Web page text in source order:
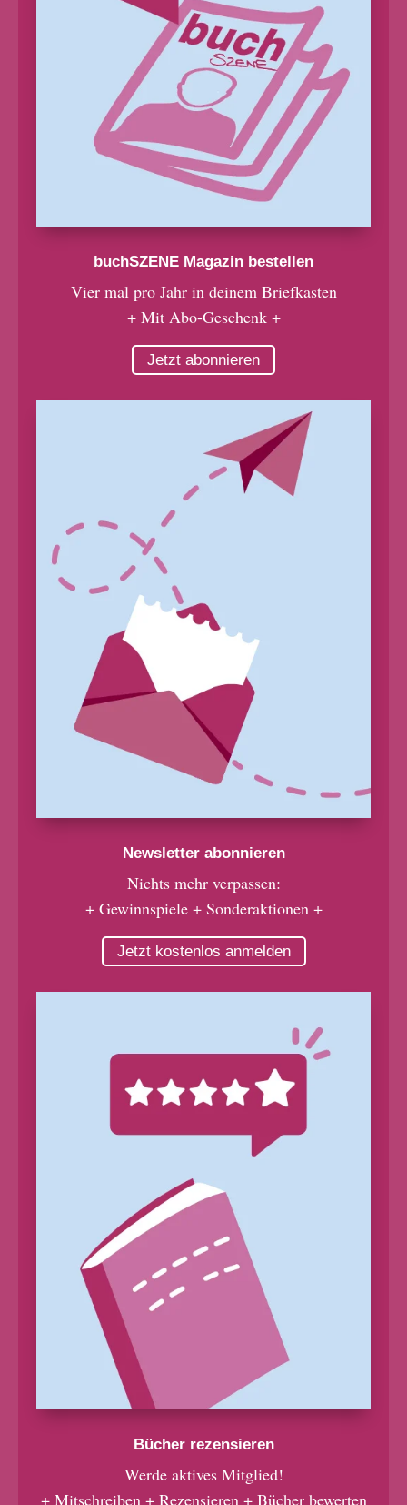
buchSZENE Magazin bestellen
Vier mal pro Jahr in deinem Briefkasten
+ Mit Abo-Geschenk +
Jetzt abonnieren
Newsletter abonnieren
Nichts mehr verpassen:
+ Gewinnspiele + Sonderaktionen +
Jetzt kostenlos anmelden
Bücher rezensieren
Werde aktives Mitglied!
+ Mitschreiben + Rezensieren + Bücher bewerten